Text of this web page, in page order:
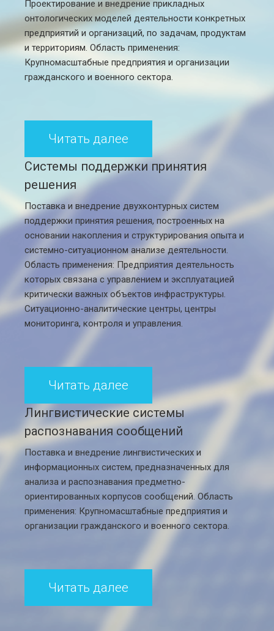
Проектирование и внедрение прикладных
онтологических моделей деятельности конкретных
предприятий и организаций, по задачам, продуктам
и территориям. Область применения:
Крупномасштабные предприятия и организации
гражданского и военного сектора.
Читать далее
Системы поддержки принятия
решения
Поставка и внедрение двухконтурных систем
поддержки принятия решения, построенных на
основании накопления и структурирования опыта и
системно-ситуационном анализе деятельности.
Область применения: Предприятия деятельность
которых связана с управлением и эксплуатацией
критически важных объектов инфраструктуры.
Ситуационно-аналитические центры, центры
мониторинга, контроля и управления.
Читать далее
Лингвистические системы
распознавания сообщений
Поставка и внедрение лингвистических и
информационных систем, предназначенных для
анализа и распознавания предметно-
ориентированных корпусов сообщений. Область
применения: Крупномасштабные предприятия и
организации гражданского и военного сектора.
Читать далее